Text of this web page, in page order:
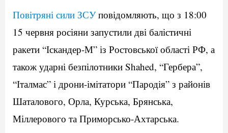
Повітряні сили ЗСУповідомляють, що з 18:00
15 червня росіяни запустили дві балістичні
ракети “Іскандер-М” із Ростовської області РФ, а
також ударні безпілотники Shahed, “Гербера”,
“Італмас” і дрони-імітатори “Пародія” з районів
Шаталового, Орла, Курська, Брянська,
Міллерового та Приморсько-Ахтарська.